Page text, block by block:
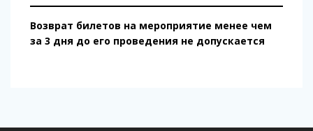
Возврат билетов на мероприятие менее чем
за 3 дня до его проведения не допускается